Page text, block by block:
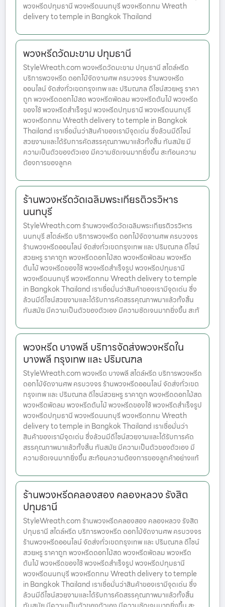
พวงหรีดปทุมธานี พวงหรีดนนทบุรี พวงหรีดกทม Wreath
delivery to temple in Bangkok Thailand
พวงหรีดวัดมะขาม ปทุมธานี
StyleWreath.com พวงหรีดวัดมะขาม ปทุมธานี สไตล์หรีด
บริการพวงหรีด ดอกไม้จัดงานศพ ครบวงจร ร้านพวงหรีด
ออนไลน์ จัดส่งทั่วเขตกรุงเทพ และ ปริมณฑล ดีไซน์สวยหรู ราคา
ถูก พวงหรีดดอกไม้สด พวงหรีดพัดลม พวงหรีดต้นไม้ พวงหรีด
ของใช้ พวงหรีดสำเร็จรูป พวงหรีดปทุมธานี พวงหรีดนนทบุรี
พวงหรีดกทม Wreath delivery to temple in Bangkok
Thailand เราเชื่อมั่นว่าสินค้าของเรามีจุดเด่น ซึ่งล้วนมีดีไซน์
สวยงามและได้รับการคัดสรรคุณภาพมาแล้วทั้งสิ้น ทันสมัย มี
ความเป็นตัวของตัวเอง มีความชัดเจนมากยิ่งขึ้น สะท้อนความ
ต้องการของลูกค
ร้านพวงหรีดวัดเฉลิมพระเกียรติวรวิหาร
นนทบุรี
StyleWreath.com ร้านพวงหรีดวัดเฉลิมพระเกียรติวรวิหาร
นนทบุรี สไตล์หรีด บริการพวงหรีด ดอกไม้จัดงานศพ ครบวงจร
ร้านพวงหรีดออนไลน์ จัดส่งทั่วเขตกรุงเทพ และ ปริมณฑล ดีไซน์
สวยหรู ราคาถูก พวงหรีดดอกไม้สด พวงหรีดพัดลม พวงหรีด
ต้นไม้ พวงหรีดของใช้ พวงหรีดสำเร็จรูป พวงหรีดปทุมธานี
พวงหรีดนนทบุรี พวงหรีดกทม Wreath delivery to temple
in Bangkok Thailand เราเชื่อมั่นว่าสินค้าของเรามีจุดเด่น ซึ่ง
ล้วนมีดีไซน์สวยงามและได้รับการคัดสรรคุณภาพมาแล้วทั้งสิ้น
ทันสมัย มีความเป็นตัวของตัวเอง มีความชัดเจนมากยิ่งขึ้น สะท้
พวงหรีด บางพลี บริการจัดส่งพวงหรีดใน
บางพลี กรุงเทพ และ ปริมณฑล
StyleWreath.com พวงหรีด บางพลี สไตล์หรีด บริการพวงหรีด
ดอกไม้จัดงานศพ ครบวงจร ร้านพวงหรีดออนไลน์ จัดส่งทั่วเขต
กรุงเทพ และ ปริมณฑล ดีไซน์สวยหรู ราคาถูก พวงหรีดดอกไม้สด
พวงหรีดพัดลม พวงหรีดต้นไม้ พวงหรีดของใช้ พวงหรีดสำเร็จรูป
พวงหรีดปทุมธานี พวงหรีดนนทบุรี พวงหรีดกทม Wreath
delivery to temple in Bangkok Thailand เราเชื่อมั่นว่า
สินค้าของเรามีจุดเด่น ซึ่งล้วนมีดีไซน์สวยงามและได้รับการคัด
สรรคุณภาพมาแล้วทั้งสิ้น ทันสมัย มีความเป็นตัวของตัวเอง มี
ความชัดเจนมากยิ่งขึ้น สะท้อนความต้องการของลูกค้าอย่างแท้
ร้านพวงหรีดคลองสอง คลองหลวง รังสิต
ปทุมธานี
StyleWreath.com ร้านพวงหรีดคลองสอง คลองหลวง รังสิต
ปทุมธานี สไตล์หรีด บริการพวงหรีด ดอกไม้จัดงานศพ ครบวงจร
ร้านพวงหรีดออนไลน์ จัดส่งทั่วเขตกรุงเทพ และ ปริมณฑล ดีไซน์
สวยหรู ราคาถูก พวงหรีดดอกไม้สด พวงหรีดพัดลม พวงหรีด
ต้นไม้ พวงหรีดของใช้ พวงหรีดสำเร็จรูป พวงหรีดปทุมธานี
พวงหรีดนนทบุรี พวงหรีดกทม Wreath delivery to temple
in Bangkok Thailand เราเชื่อมั่นว่าสินค้าของเรามีจุดเด่น ซึ่ง
ล้วนมีดีไซน์สวยงามและได้รับการคัดสรรคุณภาพมาแล้วทั้งสิ้น